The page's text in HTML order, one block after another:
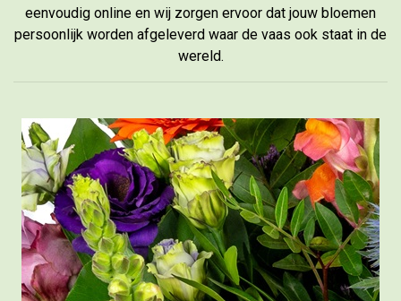
eenvoudig online en wij zorgen ervoor dat jouw bloemen
persoonlijk worden afgeleverd waar de vaas ook staat in de
wereld.